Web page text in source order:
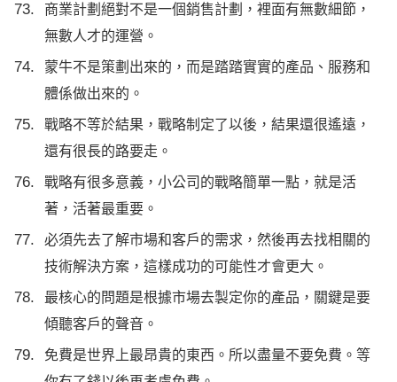
商業計劃絕對不是一個銷售計劃，裡面有無數細節，
無數人才的運營。
蒙牛不是策劃出來的，而是踏踏實實的產品、服務和
體係做出來的。
戰略不等於結果，戰略制定了以後，結果還很遙遠，
還有很長的路要走。
戰略有很多意義，小公司的戰略簡單一點，就是活
著，活著最重要。
必須先去了解市場和客戶的需求，然後再去找相關的
技術解決方案，這樣成功的可能性才會更大。
最核心的問題是根據市場去製定你的產品，關鍵是要
傾聽客戶的聲音。
免費是世界上最昂貴的東西。所以盡量不要免費。等